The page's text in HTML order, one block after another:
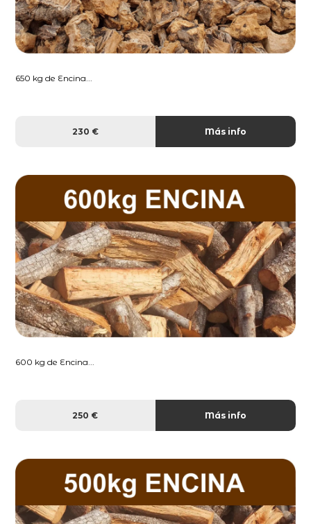
650 kg de Encina...
230 € Más info
600 kg de Encina...
250 € Más info